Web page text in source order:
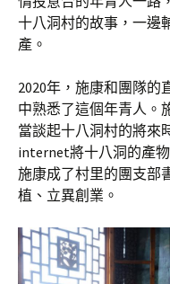
十八洞村的故事，一邊
產。
2020年，施康和團隊的
中熟悉了這個年青人。
當談起十八洞村的將來
internet將十八洞的產
施康成了村里的團支部
植、立異創業。